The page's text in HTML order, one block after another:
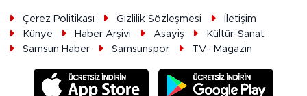
Çerez Politikası Gizlilik Sözleşmesi
İletişim
Künye
Haber Arşivi Asayiş
Kültür-Sanat
Samsun Haber
Samsunspor TV- Magazin